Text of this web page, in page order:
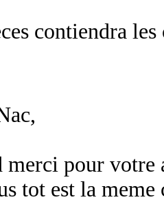
contiendra
pour votre
tot est la meme